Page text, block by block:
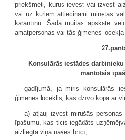
priekšmeti, kurus ievest vai izvest
vai uz kuriem attiecināmi minētās
karantīnu. Šāda muitas apskate
amatpersonas vai tās ģimenes locekļa
Konsulārās iestādes
mantotais
gadījumā, ja miris konsulārās
ģimenes loceklis, kas dzīvo kopā ar
a) atļauj izvest mirušās
īpašumu, kas ticis iegādāts
aizliegta viņa nāves brīdī,